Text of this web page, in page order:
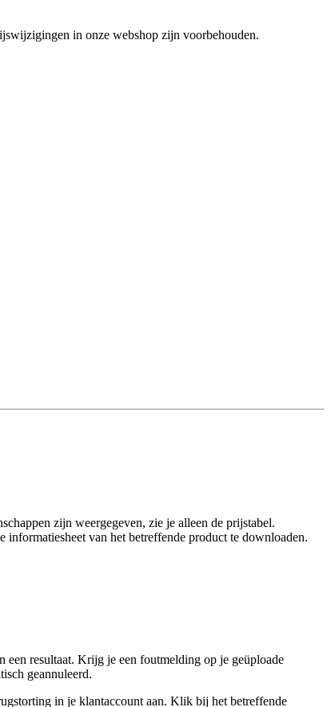
in onze webshop zijn voorbehouden.
zijn weergegeven, zie je alleen de prijstabel.
van het betreffende product te downloaden.
een resultaat. Krijg je een foutmelding op je geüploade
geannuleerd.
in je klantaccount aan. Klik bij het betreffende